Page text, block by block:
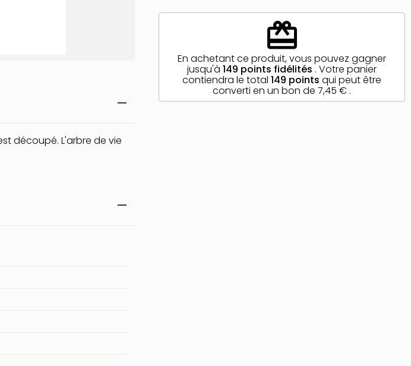
découpé. L'arbre de vie
redeem
En achetant ce produit, vous pouvez gagner
jusqu'à149 points fidélités . Votre panier
contiendra le total149 points qui peut être
converti en un bon de7,45 € .